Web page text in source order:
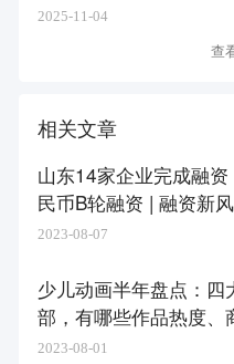
2025-11-04
查
相关文章
山东14家企业完成融
民币B轮融资 | 融资新
2023-08-07
少儿动画半年盘点：
部，有哪些作品热度、
2023-08-01